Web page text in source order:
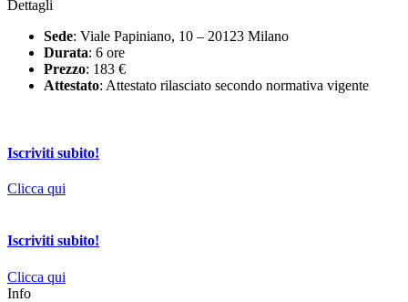
Dettagli
Sede: Viale Papiniano, 10 – 20123 Milano
Durata: 6 ore
Prezzo: 183 €
Attestato: Attestato rilasciato secondo normativa vigente
Iscriviti subito!
Clicca qui
Iscriviti subito!
Clicca qui
Info